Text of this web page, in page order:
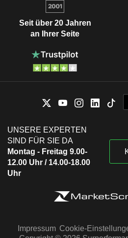
Seit über 20 Jahren
an Ihrer Seite
UNSERE EXPERTEN
SIND FÜR SIE DA
Montag - Freitag 9.00-
12.00 Uhr / 14.00-18.00
Uhr
Impressum Cookie-